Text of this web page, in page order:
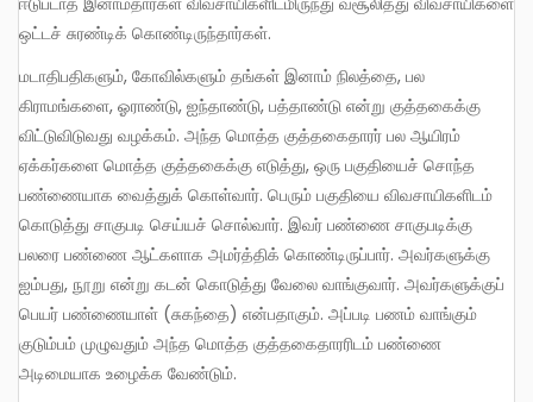
ஒட்டச் சுரண்டிக் கொண்டிருந்தார்கள்.
மடாதிபதிகளும், கோவில்களும் தங்கள் இனாம் நிலத்தை, பல
கிராமங்களை, ஓராண்டு, ஐந்தாண்டு, பத்தாண்டு என்று குத்தகைக்கு
விட்டுவிடுவது வழக்கம். அந்த மொத்த குத்தகைதாரர் பல ஆயிரம்
ஏக்கர்களை மொத்த குத்தகைக்கு எடுத்து, ஒரு பகுதியைச் சொந்த
பண்ணையாக வைத்துக் கொள்வார். பெரும் பகுதியை விவசாயிகளிடம்
கொடுத்து சாகுபடி செய்யச் சொல்வார். இவர் பண்ணை சாகுபடிக்கு
பலரை பண்ணை ஆட்களாக அமர்த்திக் கொண்டிருப்பார். அவர்களுக்கு
ஐம்பது, நூறு என்று கடன் கொடுத்து வேலை வாங்குவார். அவர்களுக்குப்
பெயர் பண்ணையாள் (சுகந்தை) என்பதாகும். அப்படி பணம் வாங்கும்
குடும்பம் முழுவதும் அந்த மொத்த குத்தகைதாரரிடம் பண்ணை
அடிமையாக உழைக்க வேண்டும்.